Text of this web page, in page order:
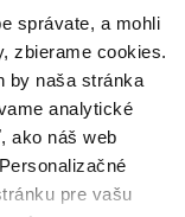
správate, a mohli
zbierame cookies.
by naša stránka
analytické
ako náš web
pre vašu